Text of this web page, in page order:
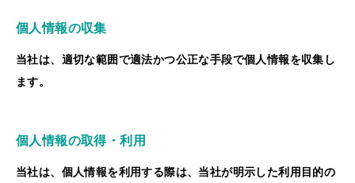
個人情報の収集
当社は、適切な範囲で適法かつ公正な手段で個人情報を収集し
ます。
個人情報の取得・利用
当社は、個人情報を利用する際は、当社が明示した利用目的の